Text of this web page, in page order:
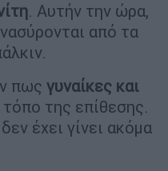
. Αυτήν την ώρα,
από τα
πως γυναίκες και
της επίθεσης.
έχει γίνει ακόμα